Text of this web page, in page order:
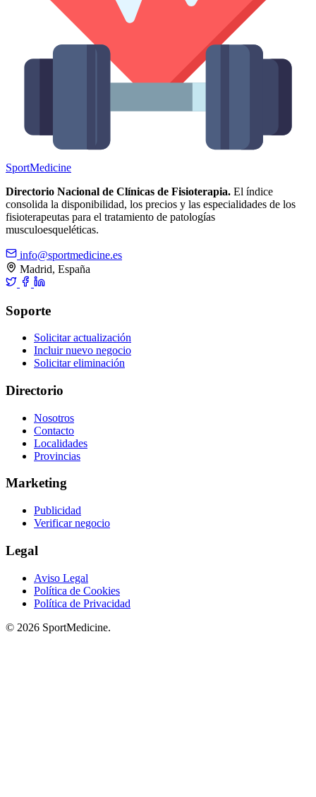
SportMedicine
Directorio Nacional de Clínicas de Fisioterapia. El índice
consolida la disponibilidad, los precios y las especialidades de los
fisioterapeutas para el tratamiento de patologías
musculoesqueléticas.
info@sportmedicine.es
Madrid, España
Soporte
Solicitar actualización
Incluir nuevo negocio
Solicitar eliminación
Directorio
Nosotros
Contacto
Localidades
Provincias
Marketing
Publicidad
Verificar negocio
Legal
Aviso Legal
Política de Cookies
Política de Privacidad
© 2026 SportMedicine.